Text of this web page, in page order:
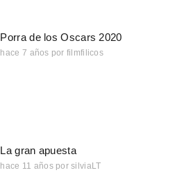
Porra de los Oscars 2020
hace 7 años por filmfilicos
La gran apuesta
hace 11 años por silviaLT